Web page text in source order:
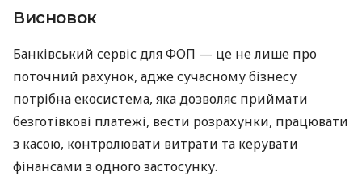
Висновок
Банківський сервіс для ФОП — це не лише про
поточний рахунок, адже сучасному бізнесу
потрібна екосистема, яка дозволяє приймати
безготівкові платежі, вести розрахунки, працювати
з касою, контролювати витрати та керувати
фінансами з одного застосунку.